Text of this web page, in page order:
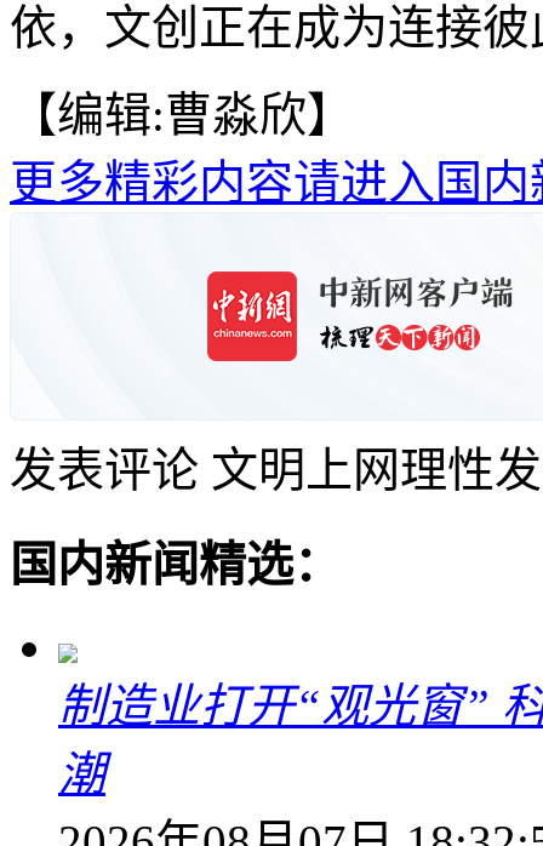
依，文创正在成为连接
【编辑:曹淼欣】
更多精彩内容请进入国内
发表评论 文明上网理性
国内新闻精选：
制造业打开“观光窗”
潮